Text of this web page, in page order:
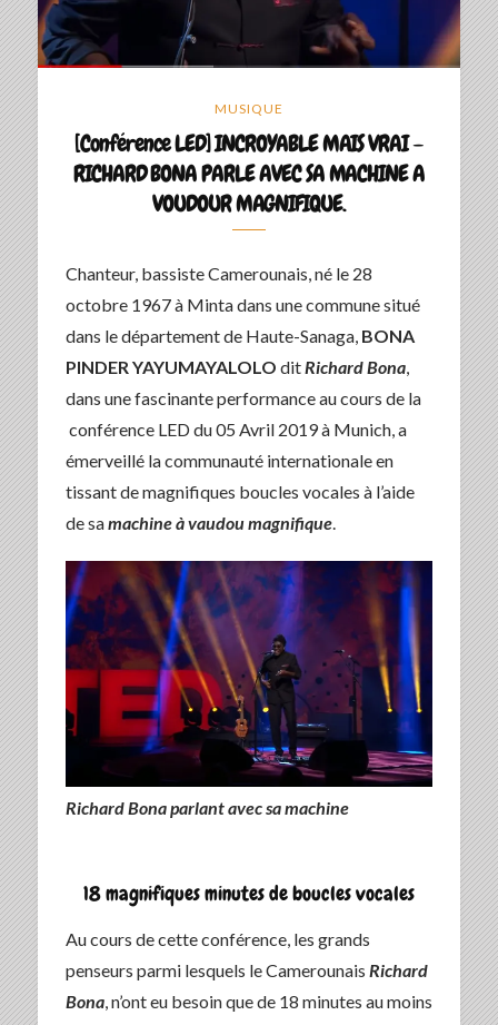
MUSIQUE
[Conférence LED] INCROYABLE MAIS VRAI –
RICHARD BONA PARLE AVEC SA MACHINE A
VOUDOUR MAGNIFIQUE.
Chanteur, bassiste Camerounais, né le 28
octobre 1967 à Minta dans une commune situé
dans le département de Haute-Sanaga, BONA
PINDER YAYUMAYALOLO dit Richard Bona,
dans une fascinante performance au cours de la
conférence LED du 05 Avril 2019 à Munich, a
émerveillé la communauté internationale en
tissant de magnifiques boucles vocales à l’aide
de samachine à vaudou magnifique.
Richard Bona parlant avec sa machine
18 magnifiques minutes de boucles vocales
Au cours de cette conférence, les grands
penseurs parmi lesquels le Camerounais Richard
Bona, n’ont eu besoin que de 18 minutes au moins